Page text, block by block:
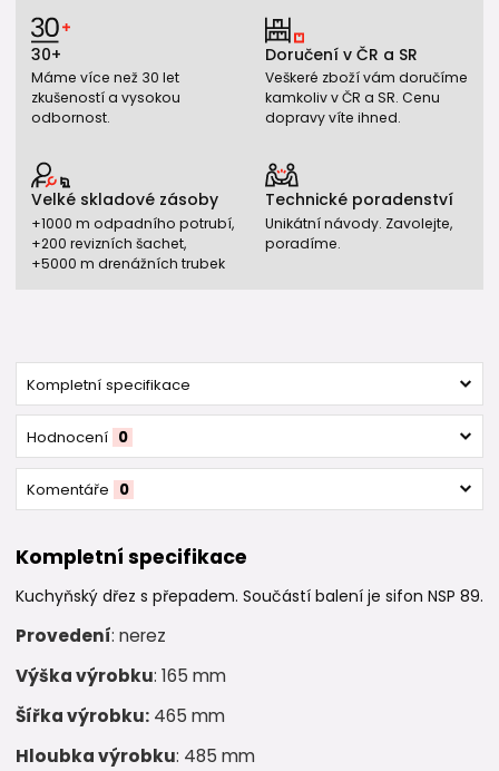
30+
Máme více než 30 let
zkušeností a vysokou
odbornost.
Doručení v ČR a SR
Veškeré zboží vám doručíme
kamkoliv v ČR a SR. Cenu
dopravy víte ihned.
Velké skladové zásoby
+1000 m odpadního potrubí,
+200 revizních šachet,
+5000 m drenážních trubek
Technické poradenství
Unikátní návody. Zavolejte,
poradíme.
Kompletní specifikace
Hodnocení 0
Komentáře 0
Kompletní specifikace
Kuchyňský dřez s přepadem. Součástí balení je sifon NSP 89.
Provedení: nerez
Výška výrobku: 165 mm
Šířka výrobku: 465 mm
Hloubka výrobku: 485 mm